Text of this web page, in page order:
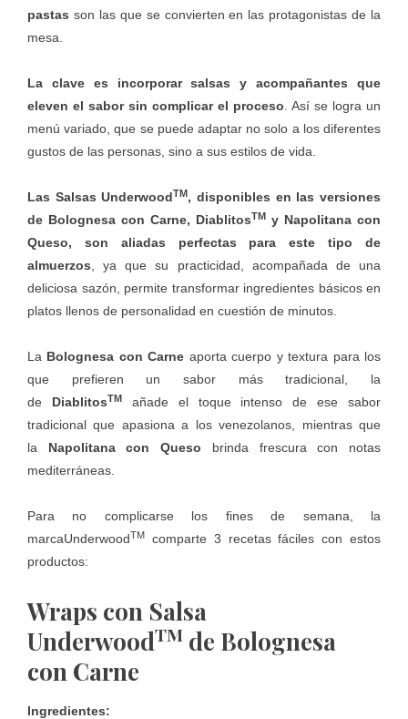
pastas son las que se convierten en las protagonistas de la
mesa.
La clave es incorporar salsas y acompañantes que
eleven el sabor sin complicar el proceso . Así se logra un
menú variado, que se puede adaptar no solo a los diferentes
gustos de las personas, sino a sus estilos de vida.
Las Salsas UnderwoodTM, disponibles en las versiones
de Bolognesa con Carne, DiablitosTM y Napolitana con
Queso, son aliadas perfectas para este tipo de
almuerzos , ya que su practicidad, acompañada de una
deliciosa sazón, permite transformar ingredientes básicos en
platos llenos de personalidad en cuestión de minutos.
La Bolognesa con Carne aporta cuerpo y textura para los
que prefieren un sabor más tradicional, la
de DiablitosTM
añade el toque intenso de ese sabor
tradicional que apasiona a los venezolanos, mientras que
la Napolitana con Queso brinda frescura con notas
mediterráneas.
Para no complicarse los fines de semana, la
marcaUnderwoodTM comparte 3 recetas fáciles con estos
productos:
Wraps con Salsa
UnderwoodTM de Bolognesa
con Carne
Ingredientes: